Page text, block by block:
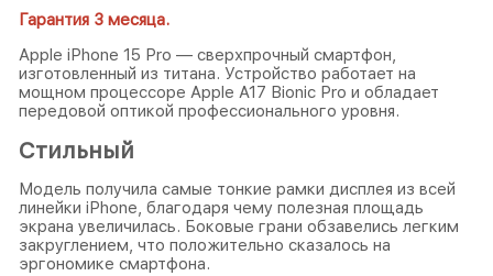
Гарантия 3 месяца.
Apple iPhone 15 Pro — сверхпрочный смартфон,
изготовленный из титана. Устройство работает на
мощном процессоре Apple A17 Bionic Pro и обладает
передовой оптикой профессионального уровня.
Стильный
Модель получила самые тонкие рамки дисплея из всей
линейки iPhone, благодаря чему полезная площадь
экрана увеличилась. Боковые грани обзавелись легким
закруглением, что положительно сказалось на
эргономике смартфона.